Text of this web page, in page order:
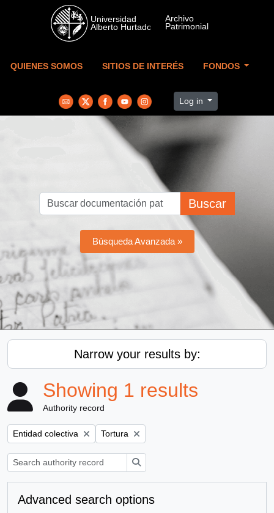
Skip to main content
QUIENES SOMOS SITIOS DE INTERÉS FONDOS
Log in
Buscar
Búsqueda Avanzada »
Narrow your results by:
Showing 1 results
Authority record
Remove filter:
Entidad colectiva Remove filter:
Tortura
Advanced search options